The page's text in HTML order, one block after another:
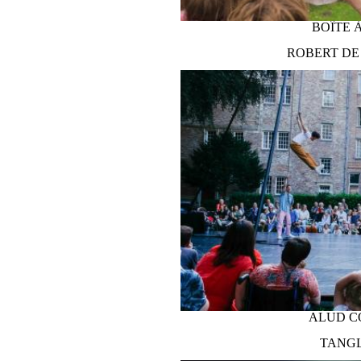
HOPMARKT (BOMENPLEIN)
BOÎTE
ROBERT
ALUD